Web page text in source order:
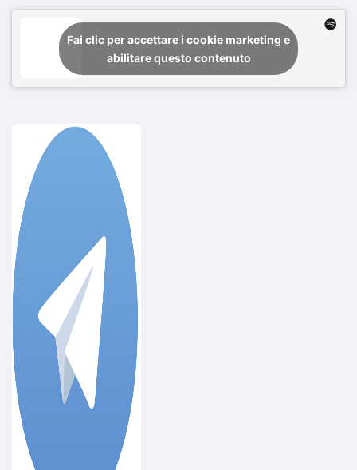
Fai clic per accettare i cookie marketing e
abilitare questo contenuto